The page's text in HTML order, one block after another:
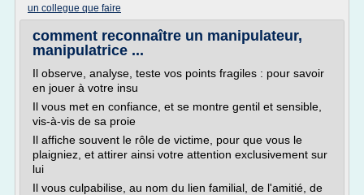
un collegue que faire
comment reconnaître un manipulateur,
manipulatrice ...
Il observe, analyse, teste vos points fragiles : pour savoir
en jouer à votre insu
Il vous met en confiance, et se montre gentil et sensible,
vis-à-vis de sa proie
Il affiche souvent le rôle de victime, pour que vous le
plaigniez, et attirer ainsi votre attention exclusivement sur
lui
Il vous culpabilise, au nom du lien familial, de l'amitié, de